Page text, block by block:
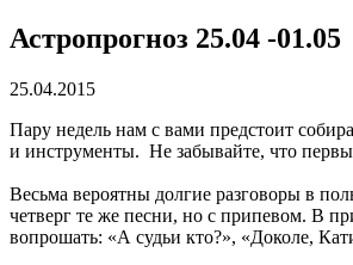
Астропрогноз 25.04 -01.05
25.04.2015
Пару недель нам с вами предстоит
и инструменты. Не забывайте, что
Весьма вероятны долгие разговоры в
четверг те же песни, но с припевом. В
вопрошать: «А судьи кто?», «Доколе,